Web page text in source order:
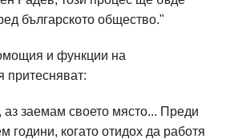
българското общество."
и функции на
притесняват:
аз заемам своето място... Преди
години, когато отидох да работя